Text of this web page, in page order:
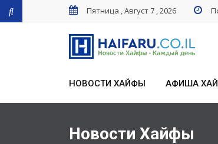
Пятница , Август 7 , 2026
НОВОСТИ ХАЙФЫ АФИША
Новости Хайфы